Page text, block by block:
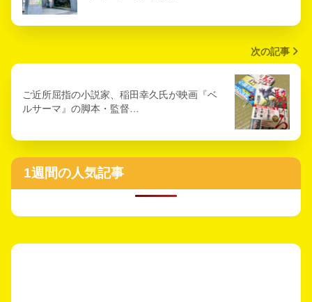
次の記事
ご近所屈指の小説家、稲田幸久氏が映画『ベ
ルサーマ』の脚本・監督…
1週間の人気記事